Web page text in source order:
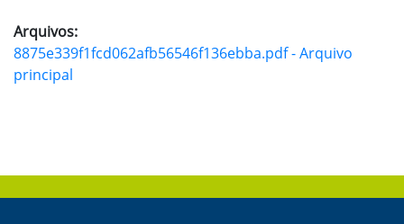
Arquivos:
8875e339f1fcd062afb56546f136ebba.pdf - Arquivo
principal